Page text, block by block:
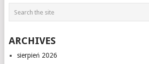
ARCHIVES
sierpień 2026